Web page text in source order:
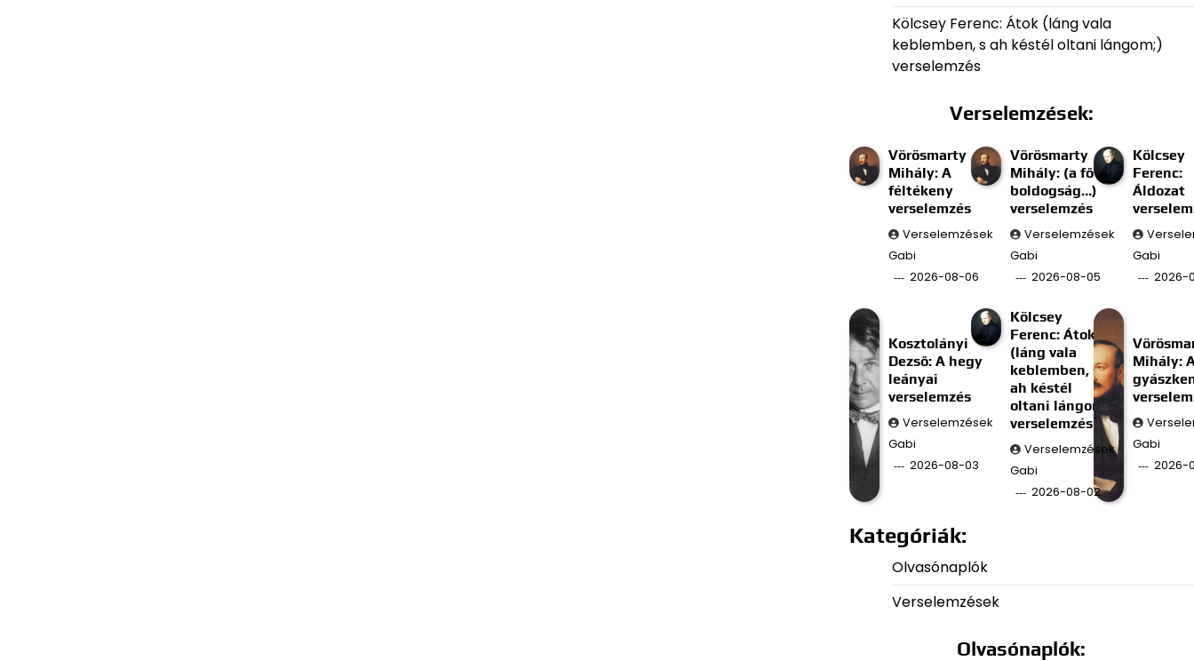
Kölcsey Ferenc: Átok (láng vala
keblemben, s ah késtél oltani lángom;)
verselemzés
Verselemzések:
Vörösmarty
Mihály: A
féltékeny
verselemzés
Verselemzések
Gabi
2026-08-06
Vörösmarty
Mihály: (a fő
boldogság…)
verselemzés
Verselemzések
Gabi
2026-08-05
Kölcsey
Ferenc:
Áldozat
Gabi
2026-
Kosztolányi
Dezső: A hegy
leányai
verselemzés
Verselemzések
Gabi
2026-08-03
Kölcsey
Ferenc: Átok
(láng vala
keblemben, s
ah késtél
oltani lángom;)
verselemzés
Verselemzések
Gabi
2026-08-02
Mihály:
Gabi
2026-
Kategóriák:
Olvasónaplók
Verselemzések
Olvasónaplók: